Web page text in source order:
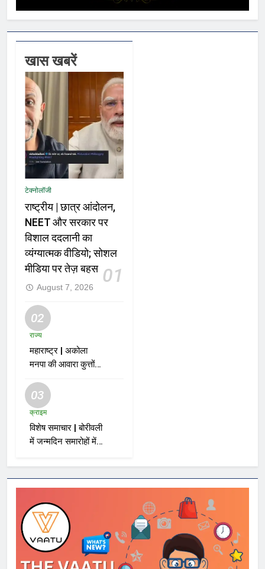
खास खबरें
टेक्नोलॉजी
राष्ट्रीय | छात्र आंदोलन,
NEET और सरकार पर
विशाल ददलानी का
व्यंग्यात्मक वीडियो; सोशल
मीडिया पर तेज़ बहस 01
August 7, 2026
02
राज्य
महाराष्ट्र | अकोला
मनपा की आवारा कुत्तों
नगरसेवक फझलू
पहलवान ने उठाए सवाल
03
क्राइम
विशेष समाचार | बोरीवली
में जन्मदिन समारोहों में
पर इनोवा खड़ी, केक
काटा, एयरगन से